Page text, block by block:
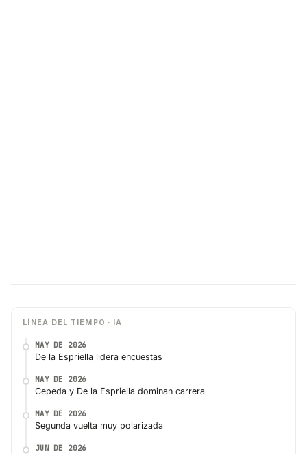
LÍNEA DEL TIEMPO · IA
MAY DE 2026
De la Espriella lidera encuestas
MAY DE 2026
Cepeda y De la Espriella dominan carrera
MAY DE 2026
Segunda vuelta muy polarizada
JUN DE 2026